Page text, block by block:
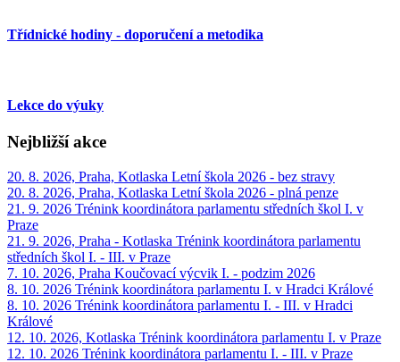
Třídnické hodiny - doporučení a metodika
Lekce do výuky
Nejbližší akce
20. 8. 2026, Praha, Kotlaska Letní škola 2026 - bez stravy
20. 8. 2026, Praha, Kotlaska Letní škola 2026 - plná penze
21. 9. 2026 Trénink koordinátora parlamentu středních škol I. v
Praze
21. 9. 2026, Praha - Kotlaska Trénink koordinátora parlamentu
středních škol I. - III. v Praze
7. 10. 2026, Praha Koučovací výcvik I. - podzim 2026
8. 10. 2026 Trénink koordinátora parlamentu I. v Hradci Králové
8. 10. 2026 Trénink koordinátora parlamentu I. - III. v Hradci
Králové
12. 10. 2026, Kotlaska Trénink koordinátora parlamentu I. v Praze
12. 10. 2026 Trénink koordinátora parlamentu I. - III. v Praze